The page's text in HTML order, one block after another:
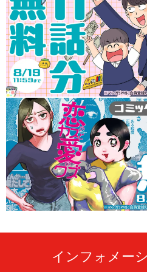
インフォメー